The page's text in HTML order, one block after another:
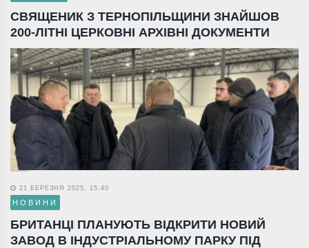
СВЯЩЕНИК З ТЕРНОПІЛЬЩИНИ ЗНАЙШОВ
200-ЛІТНІ ЦЕРКОВНІ АРХІВНІ ДОКУМЕНТИ
21 БЕРЕЗНЯ 2025, 15:40
НОВИНИ
БРИТАНЦІ ПЛАНУЮТЬ ВІДКРИТИ НОВИЙ
ЗАВОД В ІНДУСТРІАЛЬНОМУ ПАРКУ ПІД